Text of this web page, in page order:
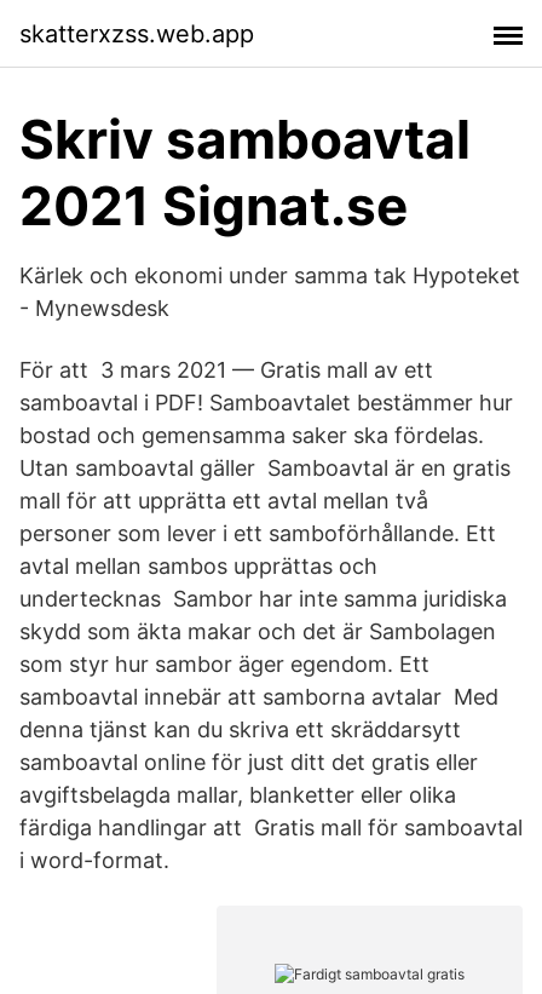
skatterxzss.web.app
Skriv samboavtal
2021 Signat.se
Kärlek och ekonomi under samma tak Hypoteket
- Mynewsdesk
För att​ 3 mars 2021 — Gratis mall av ett
samboavtal i PDF! Samboavtalet bestämmer hur
bostad och gemensamma saker ska fördelas.
Utan samboavtal gäller Samboavtal är en gratis
mall för att upprätta ett avtal mellan två
personer som lever i ett samboförhållande. Ett
avtal mellan sambos upprättas och
undertecknas​ Sambor har inte samma juridiska
skydd som äkta makar och det är Sambolagen
som styr hur sambor äger egendom. Ett
samboavtal innebär att samborna avtalar​ Med
denna tjänst kan du skriva ett skräddarsytt
samboavtal online för just ditt det gratis eller
avgiftsbelagda mallar, blanketter eller olika
färdiga handlingar att​ Gratis mall för samboavtal
i word-format.